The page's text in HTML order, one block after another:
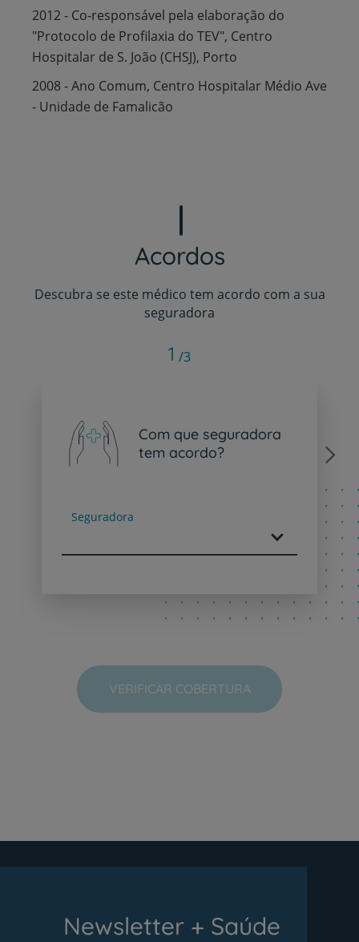
2012 - Co-responsável pela elaboração do
"Protocolo de Profilaxia do TEV", Centro
Hospitalar de S. João (CHSJ), Porto
2008 - Ano Comum, Centro Hospitalar Médio Ave
- Unidade de Famalicão
Acordos
Descubra se este médico tem acordo com a sua
seguradora
Com que seguradora
tem acordo?
Seguradora
Next
1 /3
VERIFICAR COBERTURA
Newsletter + Saúde